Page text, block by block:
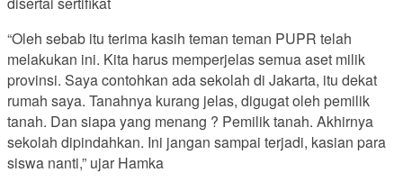
“Oleh sebab itu terima kasih teman teman PUPR telah
melakukan ini. Kita harus memperjelas semua aset milik
provinsi. Saya contohkan ada sekolah di Jakarta, itu dekat
rumah saya. Tanahnya kurang jelas, digugat oleh pemilik
tanah. Dan siapa yang menang ? Pemilik tanah. Akhirnya
sekolah dipindahkan. Ini jangan sampai terjadi, kasian para
siswa nanti,” ujar Hamka